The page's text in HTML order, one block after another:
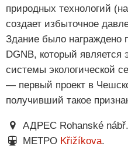
природных технологий
создает избыточное
Здание было награждено
DGNB, который
системы экологической
— первый проект в
получивший такое
АДРЕС Rohanské
МЕТРО Křižíkova.